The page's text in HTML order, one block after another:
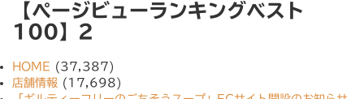
【ページビューランキングベスト
100】2
HOME (37,387)
店舗情報 (17,698)